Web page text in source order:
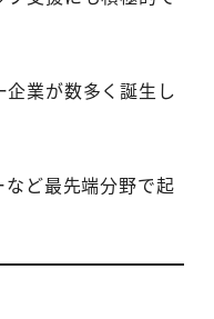
業が数多く誕生し
ど最先端分野で起